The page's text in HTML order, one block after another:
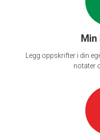
Min
Legg oppskrifter i din
notater